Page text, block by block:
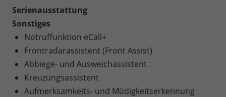
Serienausstattung
Sonstiges
Notruffunktion eCall+
Frontradarassistent (Front Assist)
Abbiege- und Ausweichassistent
Kreuzungsassistent
Aufmerksamkeits- und Müdigkeitserkennung